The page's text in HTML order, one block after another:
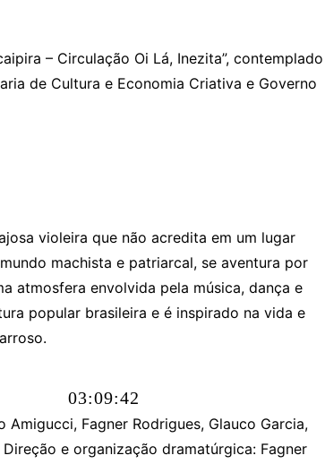
03:09:43
– Circulação Oi Lá, Inezita”, contemplado
de Cultura e Economia Criativa e Governo
violeira que não acredita em um lugar
machista e patriarcal, se aventura por
atmosfera envolvida pela música, dança e
popular brasileira e é inspirado na vida e
Amigucci, Fagner Rodrigues, Glauco Garcia,
e organização dramatúrgica: Fagner